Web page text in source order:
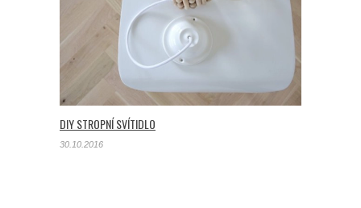
DIY STROPNÍ SVÍTIDLO
30.10.2016